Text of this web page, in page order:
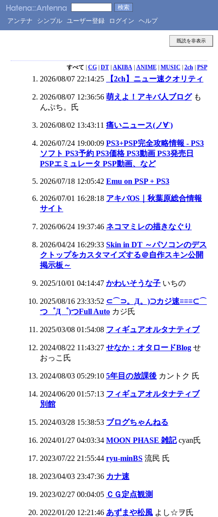
アンテナ シンプル ユーザー登録 ログイン ヘルプ
既読を非表示
すべて | CG| DT| AKIBA| ANIME| MUSIC | 2ch| PSP
2026/08/07 22:14:25 【2ch】ニュー速クオリティ
2026/08/07 12:36:56 萌えよ！アキバ人ブログ も
んぷち。氏
2026/08/02 13:43:11 痛いニュース(ノ∀`)
2026/07/24 19:00:09 PS3+PSP完全攻略情報 - PS3
ソフト PS3予約 PS3価格 PS3動画 PS3発売日
PSPエミュレータ PSP動画、など
2026/07/18 12:05:42 Emu on PSP + PS3
2026/07/01 16:28:18 アキバOS｜秋葉原総合情報
サイト
2026/06/24 19:37:46 ネコマミレの描きなぐり
2026/04/24 16:29:33 Skin in DT ～パソコンのデス
クトップをカスタマイズする＠自作スキン公開
掲示板～
2025/10/01 04:14:47 かわいそうな子 いちの
2025/08/16 23:33:52 ⊂⌒⊃。Д。)⊃カジ速≡≡≡⊂⌒
つ゜Д゜)つFull Auto カジ氏
2025/03/08 01:54:08 フィギュアオルタナティブ
2024/08/22 11:43:27 せなか：オタロードBlog せ
おっこ氏
2024/08/03 05:29:10 5年目の放課後 カントク 氏
2024/06/20 01:57:13 フィギュアオルタナティブ
別館
2024/03/28 15:38:53 ブログちゃんねる
2024/01/27 04:03:34 MOON PHASE 雑記 cyan氏
2023/07/22 21:55:44 ryu-minBS 流民 氏
2023/04/03 23:47:36 カナ速
2023/02/27 00:04:05 ＣＧ定点観測
2022/01/20 12:21:46 あずまや松風 よし☆ヲ氏